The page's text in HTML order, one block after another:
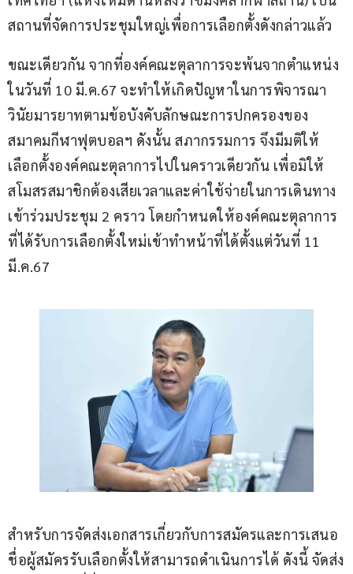
สถานที่จัดการประชุมใหญ่เพื่อการเลือกตั้งดังกล่าวแล้ว
ขณะเดียวกัน จากที่องค์คณะตุลาการจะพ้นจากตำแหน่ง
ในวันที่ 10 มี.ค.67 จะทำให้เกิดปัญหาในการพิจารณา
วินัยมารยาทตามข้อบังคับลักษณะการปกครองของ
สมาคมกีฬาฟุตบอลฯ ดังนั้น สภากรรมการ จึงมีมติให้
เลือกตั้งองค์คณะตุลาการไปในคราวเดียวกัน เพื่อมิให้
สโมสรสมาชิกต้องเสียเวลาและค่าใช้จ่ายในการเดินทาง
เข้าร่วมประชุม 2 คราว โดยกำหนดให้องค์คณะตุลาการ
ที่ได้รับการเลือกตั้งใหม่เข้าทำหน้าที่ได้ตั้งแต่วันที่ 11
มี.ค.67
สำหรับการจัดส่งเอกสารเกี่ยวกับการสมัครและการเสนอ
ชื่อผู้สมัครรับเลือกตั้งให้สามารถดำเนินการได้ ดังนี้ จัดส่ง